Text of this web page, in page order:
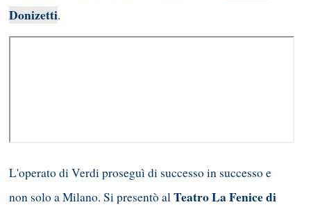
Donizetti.
L'operato di Verdi proseguì di successo in successo e
non solo a Milano. Si presentò alTeatro La Fenice di